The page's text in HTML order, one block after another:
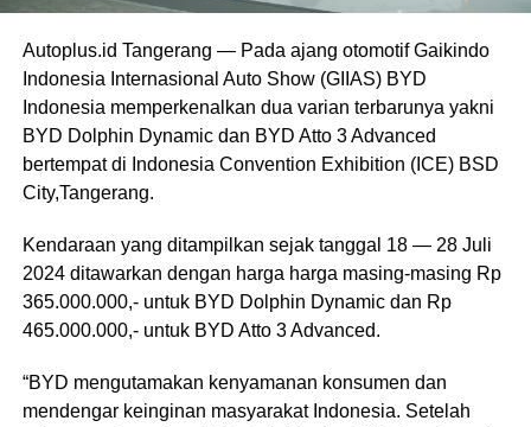
Autoplus.id Tangerang — Pada ajang otomotif Gaikindo
Indonesia Internasional Auto Show (GIIAS) BYD
Indonesia memperkenalkan dua varian terbarunya yakni
BYD Dolphin Dynamic dan BYD Atto 3 Advanced
bertempat di Indonesia Convention Exhibition (ICE) BSD
City,Tangerang.
Kendaraan yang ditampilkan sejak tanggal 18 — 28 Juli
2024 ditawarkan dengan harga harga masing-masing Rp
365.000.000,- untuk BYD Dolphin Dynamic dan Rp
465.000.000,- untuk BYD Atto 3 Advanced.
“BYD mengutamakan kenyamanan konsumen dan
mendengar keinginan masyarakat Indonesia. Setelah